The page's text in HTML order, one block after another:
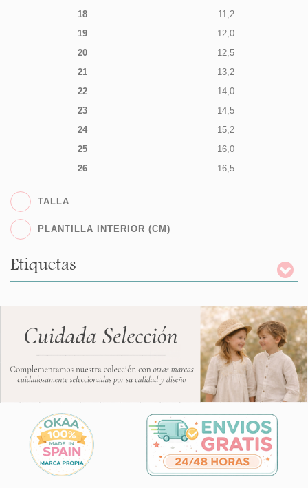
18
11,2
19
12,0
20
12,5
21
13,2
22
14,0
23
14,5
24
15,2
25
16,0
26
16,5
TALLA
PLANTILLA INTERIOR (CM)
Etiquetas